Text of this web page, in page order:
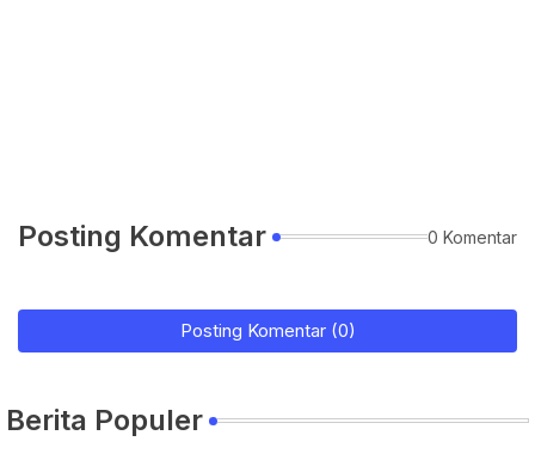
Posting Komentar 0 Komentar
Posting Komentar (0)
Berita Populer